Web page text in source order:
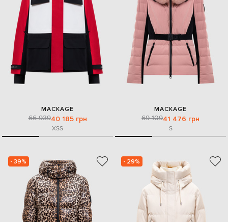
MACKAGE
66 93940 185 грн
XSS
MACKAGE
69 10941 476 грн
S
- 39% - 29%